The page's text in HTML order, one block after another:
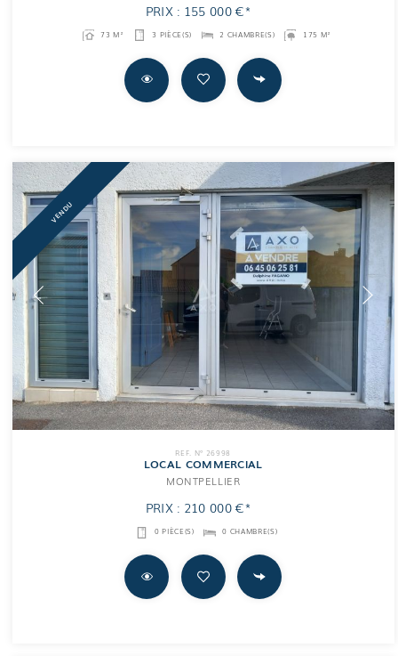
PRIX : 155 000 €*
73 M² 3 PIÈCE(S) 2 CHAMBRE(S) 175 M²
VENDU
REF. N° 26998
LOCAL COMMERCIAL
MONTPELLIER
PRIX : 210 000 €*
0 PIÈCE(S) 0 CHAMBRE(S)